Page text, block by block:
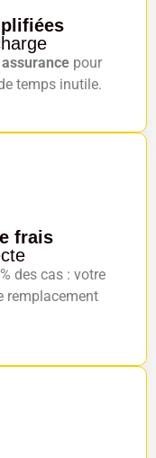
pour
temps inutile.
frais
des cas : votre
remplacement